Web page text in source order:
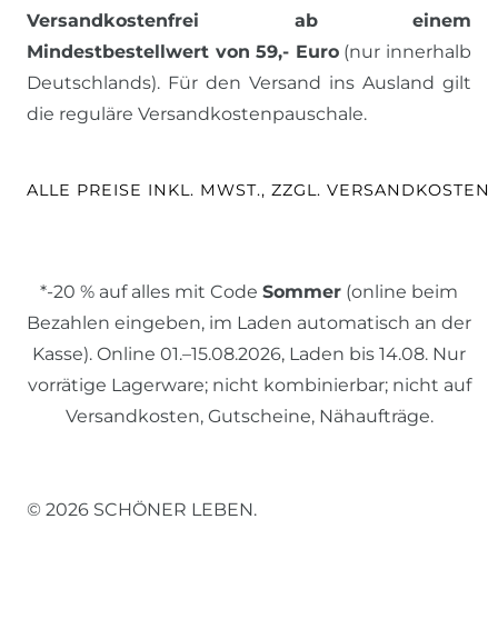
Versandkostenfrei ab einem
Mindestbestellwert von 59,- Euro(nur innerhalb
Deutschlands). Für den Versand ins Ausland gilt
die reguläre Versandkostenpauschale.
ALLE PREISE INKL. MWST., ZZGL. VERSANDKOSTEN
*-20 % auf alles mit Code Sommer (online beim
Bezahlen eingeben, im Laden automatisch an der
Kasse). Online 01.–15.08.2026, Laden bis 14.08. Nur
vorrätige Lagerware; nicht kombinierbar; nicht auf
Versandkosten, Gutscheine, Nähaufträge.
© 2026 SCHÖNER LEBEN.